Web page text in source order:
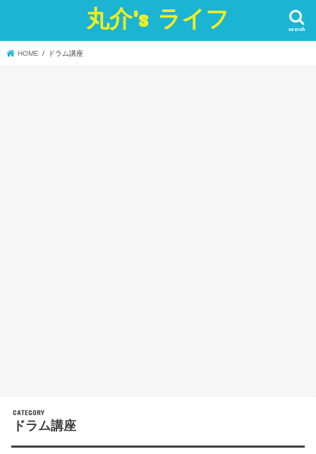
丸介's ライフ search
HOME ドラム講座
ドラム講座